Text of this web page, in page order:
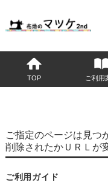
TOP ご利用
ご指定のページは見つ
削除されたかＵＲＬが
ご利用ガイド